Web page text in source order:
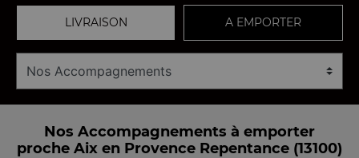
LIVRAISON A EMPORTER
Nos Accompagnements à emporter
proche Aix en Provence Repentance (13100)